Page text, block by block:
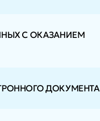
С ОКАЗАНИЕМ
ДОКУМЕНТА